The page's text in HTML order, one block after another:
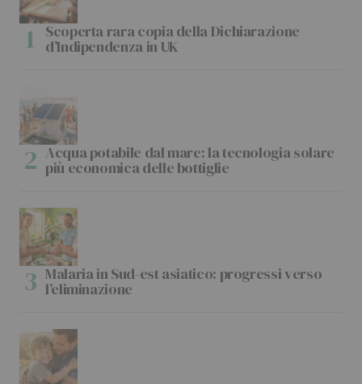
Scoperta rara copia della Dichiarazione
d’Indipendenza in UK
Acqua potabile dal mare: la tecnologia solare
più economica delle bottiglie
Malaria in Sud-est asiatico: progressi verso
l’eliminazione